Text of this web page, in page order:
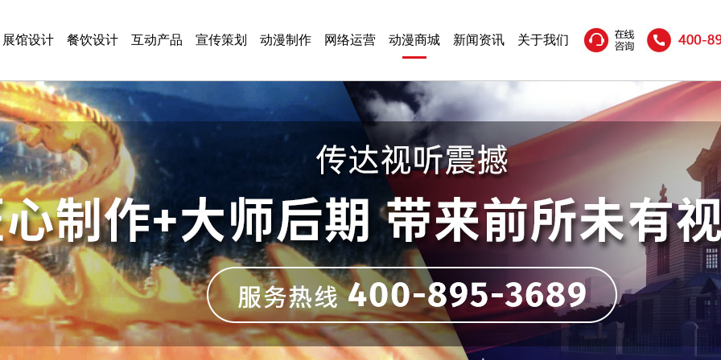
展馆设计 餐饮设计 互动产品 宣传策划 动漫制作 网络运营 动漫商城 新闻资讯 关于我们